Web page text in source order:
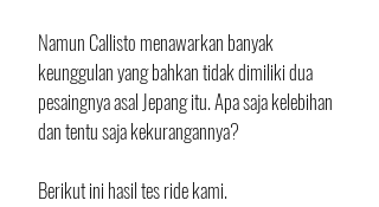
Namun Callisto menawarkan banyak
keunggulan yang bahkan tidak dimiliki dua
pesaingnya asal Jepang itu. Apa saja kelebihan
dan tentu saja kekurangannya?
Berikut ini hasil tes ride kami.